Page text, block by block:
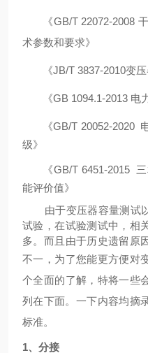
《GB/T 22072-2008
术参数和要求》
《JB/T 3837-2010变
《GB 1094.1-2013 电
《GB/T 20052-2020
级》
《GB/T 6451-2015
能评价值》
由于变压器容量测试
试验，在试验测试中，相
多。而且由于历史遗留原
不一，为了您能更方便对
个全面的了解，特将一些
列在下面。一下内容均摘
标准。
1、分接